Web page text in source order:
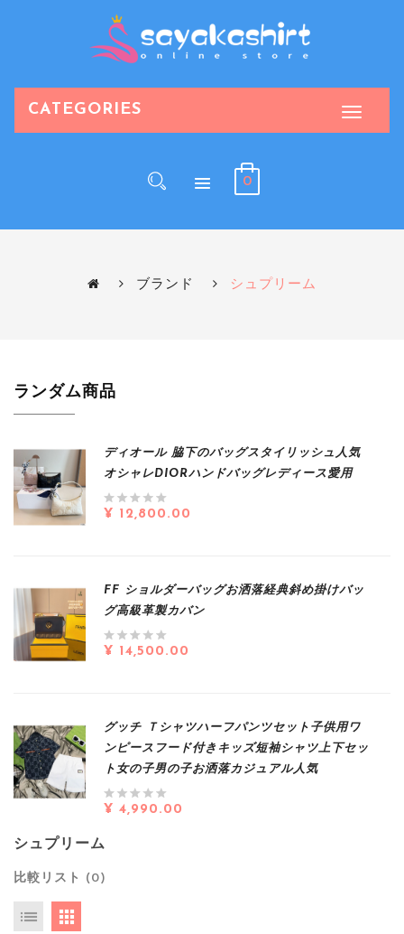
CATEGORIES
0
ブランド シュプリーム
ランダム商品
ディオール 脇下のバッグスタイリッシュ人気
オシャレDIORハンドバッグレディース愛用
¥ 12,800.00
FF ショルダーバッグお洒落経典斜め掛けバッ
グ高級革製カバン
¥ 14,500.00
グッチ Ｔシャツハーフパンツセット子供用ワ
ンピースフード付きキッズ短袖シャツ上下セッ
ト女の子男の子お洒落カジュアル人気
¥ 4,990.00
シュプリーム
比較リスト (0)